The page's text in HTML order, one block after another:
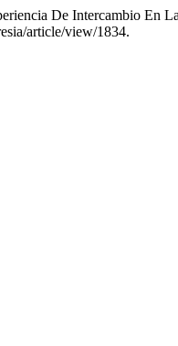
De Intercambio En
article/view/1834.